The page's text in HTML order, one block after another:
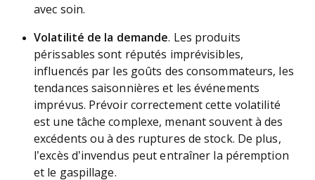
avec soin.
Volatilité de la demande. Les produits
périssables sont réputés imprévisibles,
influencés par les goûts des consommateurs, les
tendances saisonnières et les événements
imprévus. Prévoir correctement cette volatilité
est une tâche complexe, menant souvent à des
excédents ou à des ruptures de stock. De plus,
l’excès d’invendus peut entraîner la péremption
et le gaspillage.